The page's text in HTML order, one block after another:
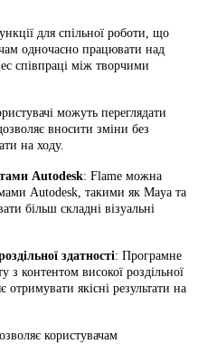
для спільної роботи, що
одночасно працювати над
співпраці між творчими
можуть переглядати
вносити зміни без
на ходу.
Autodesk: Flame можна
Autodesk, такими як Maya та
більш складні візуальні
здатності: Програмне
з контентом високої роздільної
отримувати якісні результати на
користувачам